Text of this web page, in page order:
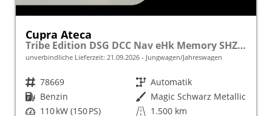
Cupra Ateca
Tribe Edition DSG DCC Nav eHk Memory SHZ Keyl 5JGa
unverbindliche Lieferzeit: 21.09.2026 Jungwagen/Jahreswagen
Fahrzeugnr. 78669 Getriebe Automatik
Kraftstoff Benzin Außenfarbe Magic Schwarz Metallic
Leistung 110 kW (150 PS) Kilometerstand 1.500 km